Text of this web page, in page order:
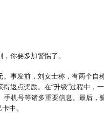
你要多加警惕了。
事发前，刘女士称，有两个自
返点奖励。在“升级”过程中，
机号等诸多重要信息。最后，
中。